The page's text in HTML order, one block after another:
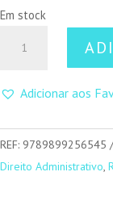
Em stock
Administrativo
Timor-
Leste
Adicionar aos
REF: 9789899256545
Direito Administrativo